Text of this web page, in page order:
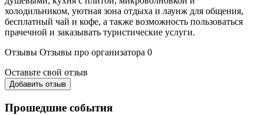
холодильником, уютная зона отдыха и лаунж для общения,
бесплатный чай и кофе, а также возможность пользоваться
прачечной и заказывать туристические услуги.
Отзывы Отзывы про организатора 0
Оставьте свой отзыв
Добавить отзыв
Прошедшие события